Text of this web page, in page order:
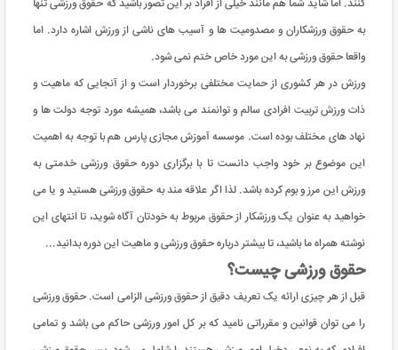
کنند. اما شاید شما هم مانند خیلی از افراد بر این تصور باشید که حقوق ورزشی تنها
به حقوق ورزشکاران و مصدومیت ها و آسیب های ناشی از ورزش اشاره دارد. اما
واقعا حقوق ورزشی به این مورد خاص ختم نمی شود.
ورزش در هر کشوری از حمایت مختلفی برخوردار است و از آنجایی که ماهیت و
ذات ورزش تربیت افرادی سالم و توانمند می باشد، همیشه مورد توجه دولت ها و
نهاد های مختلف بوده است. موسسه آموزش مجازی پارس هم با توجه به اهمیت
این موضوع بر خود واجب دانست تا با برگزاری دوره حقوق ورزشی خدمتی به
ورزش این مرز و بوم کرده باشد. لذا اگر علاقه مند به حقوق ورزشی هستید و یا می
خواهید به عنوان یک ورزشکار از حقوق مربوط به خودتان آگاه شوید، تا انتهای این
نوشته همراه ما باشید، تا بیشتر درباره حقوق ورزشی و ماهیت این دوره بدانید...
حقوق ورزشی چیست؟
قبل از هر چیزی ارائه یک تعریف دقیق از حقوق ورزشی الزامی است. حقوق ورزشی
را می توان قوانین و مقرراتی نامید که بر کل امور ورزشی حاکم می باشد و تمامی